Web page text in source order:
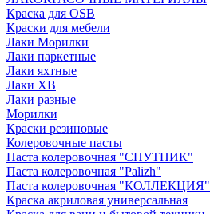
Краска для OSB
Краски для мебели
Лаки Морилки
Лаки паркетные
Лаки яхтные
Лаки ХВ
Лаки разные
Морилки
Краски резиновые
Колеровочные пасты
Паста колеровочная "СПУТНИК"
Паста колеровочная "Palizh"
Паста колеровочная "КОЛЛЕКЦИЯ"
Краска акриловая универсальная